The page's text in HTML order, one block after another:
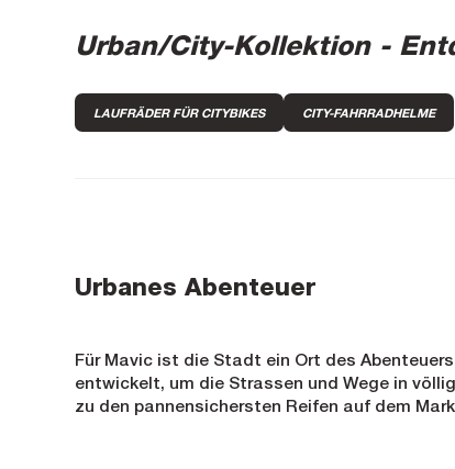
Urban/City-Kollektion -
LAUFRÄDER FÜR CITYBIKES CITY-FAHRRADHELME
Urbanes Abenteuer
Für Mavic ist die Stadt ein Ort des
entwickelt, um die Strassen und Wege in
zu den pannensichersten Reifen auf dem